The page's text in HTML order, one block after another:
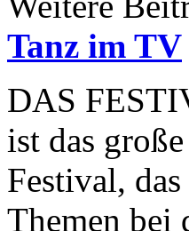
Tanz im TV
DAS
ist das
Festival,
Themen bei